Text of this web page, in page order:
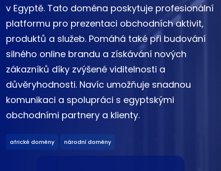
v Egyptě. Tato doména poskytuje profesionální
platformu pro prezentaci obchodních aktivit,
produktů a služeb. Pomáhá také při budování
silného online brandu a získávání nových
zákazníků díky zvýšené viditelnosti a
důvěryhodnosti. Navíc umožňuje snadnou
komunikaci a spolupráci s egyptskými
obchodními partnery a klienty.
africké domény národní domény